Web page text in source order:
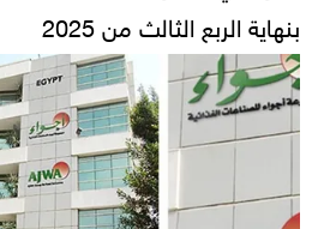
بنهاية الربع الثالث من 2025